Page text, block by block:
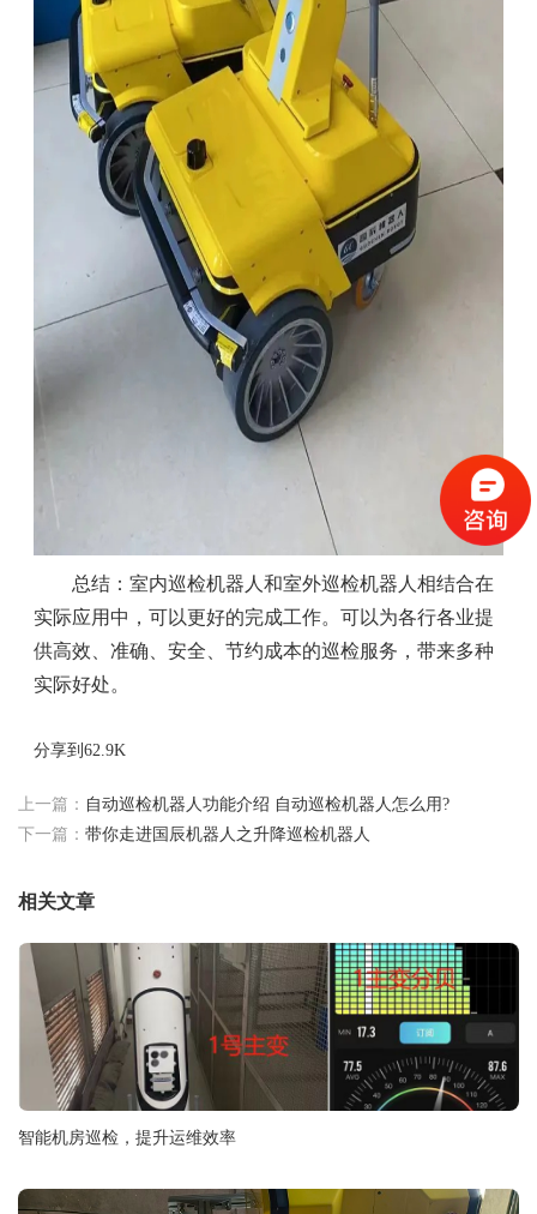
总结：室内巡检机器人和室外巡检机器人相结合在
实际应用中，可以更好的完成工作。可以为各行各业提
供高效、准确、安全、节约成本的巡检服务，带来多种
实际好处。
分享到62.9K
上一篇： 自动巡检机器人功能介绍 自动巡检机器人怎么用?
下一篇： 带你走进国辰机器人之升降巡检机器人
相关文章
智能机房巡检，提升运维效率